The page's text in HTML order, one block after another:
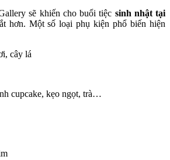
sẽ khiến cho buổi tiệc sinh nhật tại
hơn. Một số loại phụ kiện phổ biến hiện
cây lá
cupcake, kẹo ngọt, trà…